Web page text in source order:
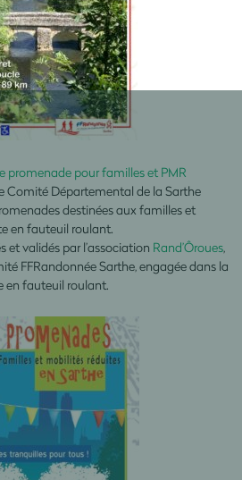
promenade pour familles et PMR
Comité Départemental de la Sarthe
destinées aux familles et
en fauteuil roulant.
et validés par l’association Rand’Ôroues,
FFRandonnée Sarthe, engagée dans la
en fauteuil roulant.